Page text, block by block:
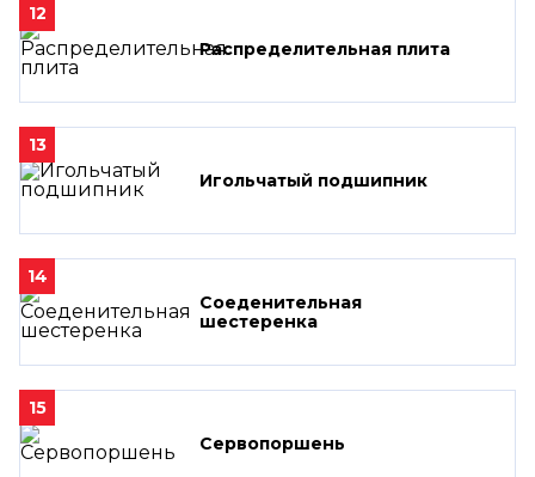
12
Распределительная плита
13
Игольчатый подшипник
14
Соеденительная
шестеренка
15
Сервопоршень